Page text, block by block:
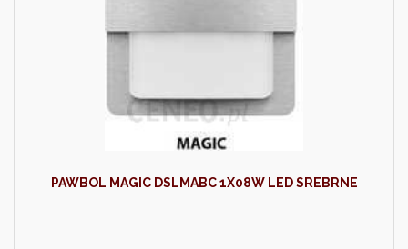
PAWBOL MAGIC DSLMABC 1X08W LED SREBRNE